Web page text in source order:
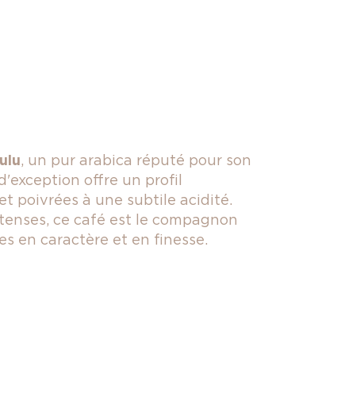
, un pur arabica réputé pour son
offre un profil
poivrées à une subtile acidité.
ce café est le compagnon
en caractère et en finesse.